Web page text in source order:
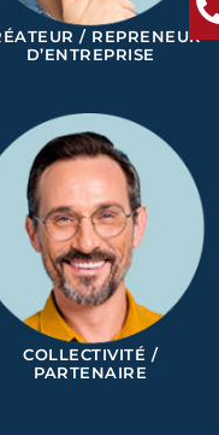
/ REPRENEUR
D’ENTREPRISE
COLLECTIVITÉ /
PARTENAIRE